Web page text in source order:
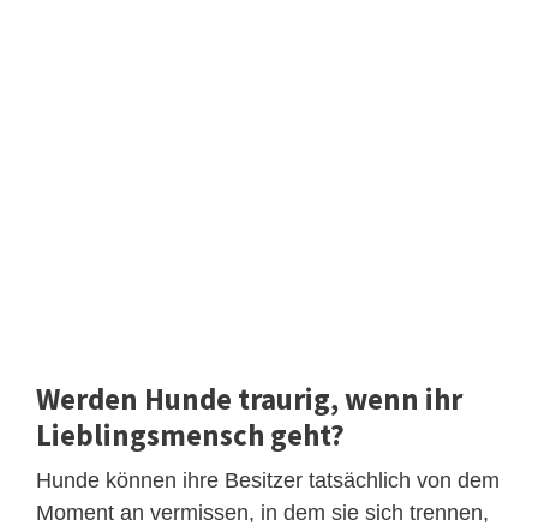
Werden Hunde traurig, wenn ihr
Lieblingsmensch geht?
Hunde können ihre Besitzer tatsächlich von dem
Moment an vermissen, in dem sie sich trennen,